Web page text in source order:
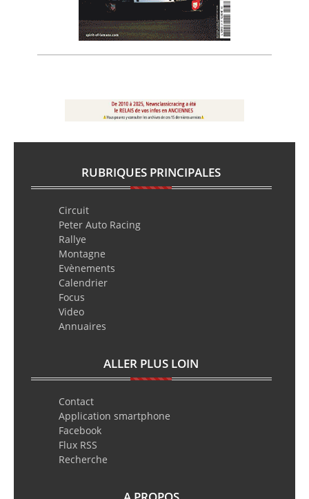
RUBRIQUES PRINCIPALES
Circuit
Peter Auto Racing
Rallye
Montagne
Evènements
Calendrier
Focus
Video
Annuaires
ALLER PLUS LOIN
Contact
Application smartphone
Facebook
Flux RSS
Recherche